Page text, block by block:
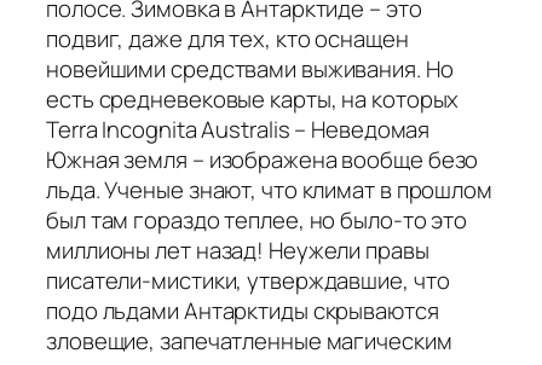
полосе. Зимовка в Антарктиде – это
подвиг, даже для тех, кто оснащен
новейшими средствами выживания. Но
есть средневековые карты, на которых
Terra Incognita Australis – Неведомая
Южная земля – изображена вообще безо
льда. Ученые знают, что климат в прошлом
был там гораздо теплее, но было-то это
миллионы лет назад! Неужели правы
писатели-мистики, утверждавшие, что
подо льдами Антарктиды скрываются
зловещие, запечатленные магическим